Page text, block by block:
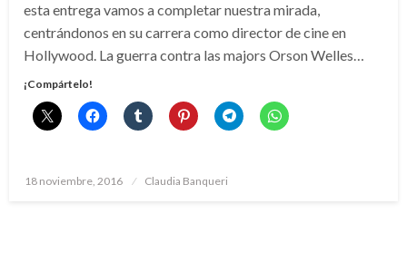
esta entrega vamos a completar nuestra mirada,
centrándonos en su carrera como director de cine en
Hollywood. La guerra contra las majors Orson Welles…
¡Compártelo!
Publicado
18 noviembre, 2016 Claudia Banqueri